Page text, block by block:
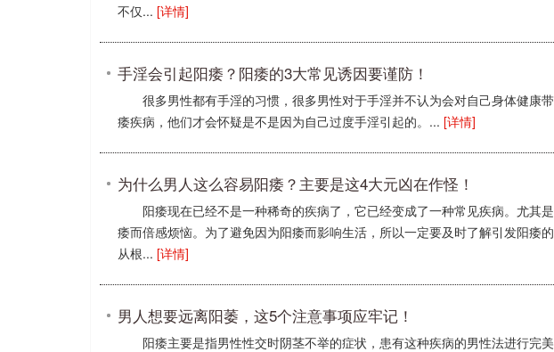
不仅... [详情]
手淫会引起阳痿？阳痿的3大常见诱因要谨防！
很多男性都有手淫的习惯，很多男性对于手淫并不认为会对自己身体健康
痿疾病，他们才会怀疑是不是因为自己过度手淫引起的。... [详情]
为什么男人这么容易阳痿？主要是这4大元凶在作怪！
阳痿现在已经不是一种稀奇的疾病了，它已经变成了一种常见疾病。尤其
痿而倍感烦恼。为了避免因为阳痿而影响生活，所以一定要及时了解引发阳痿
从根... [详情]
男人想要远离阳萎，这5个注意事项应牢记！
阳痿主要是指男性性交时阴茎不举的症状，患有这种疾病的男性法进行完